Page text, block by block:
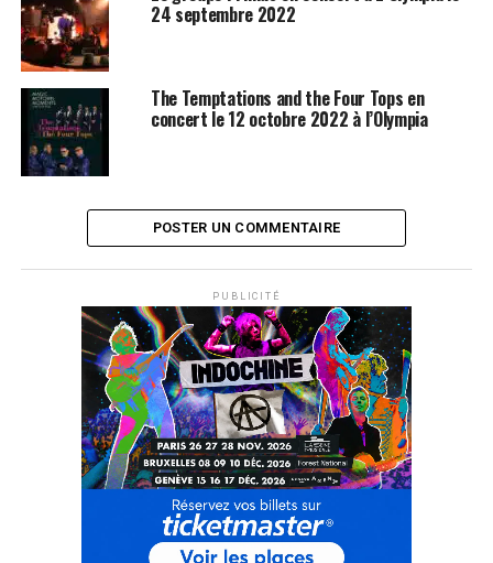
24 septembre 2022
The Temptations and the Four Tops en
concert le 12 octobre 2022 à l’Olympia
POSTER UN COMMENTAIRE
PUBLICITÉ